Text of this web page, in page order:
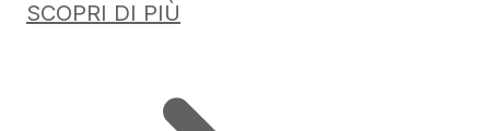
SCOPRI DI PIÙ